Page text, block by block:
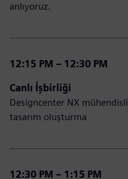
anlıyoruz.
12:15 PM – 12:30 PM
Canlı İşbirliği
Designcenter NX
tasarım oluşturma
12:30 PM – 1:15 PM